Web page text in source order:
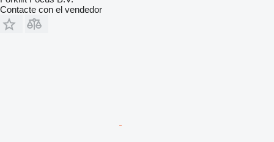
Contacte con el vendedor